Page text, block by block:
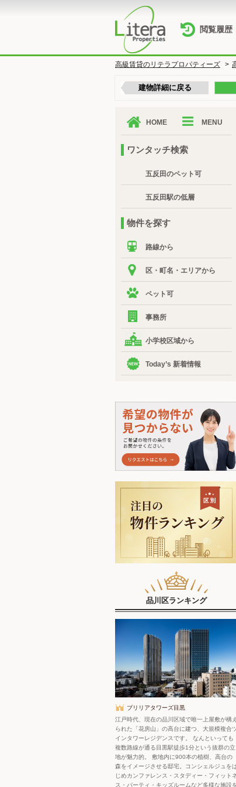
閲覧履歴
高級賃貸のリテラプロパティーズ >
建物詳細に戻る
HOME MENU
ワンタッチ検索
五反田のペット可
五反田駅の低層
物件を探す
路線から
区・町名・エリアから
ペット可
事務所
小学校区域から
Today’s 新着情報
品川区ランキング
ブリリアタワーズ目黒
江戸時代、現在の品川区域で唯一上屋敷が構え
られた「花房山」の高台に建つ、大規模複合
インタワーレジデンスです。 なんといっても
複数路線が通る目黒駅徒歩1分という抜群の立
地が魅力的。 敷地内に900本の植樹、高台の
森をイメージさせる邸宅。コンシェルジュを
じめカンファレンス・スタディー・フィット
ス・パーティ・キッズルームなど多様な施設